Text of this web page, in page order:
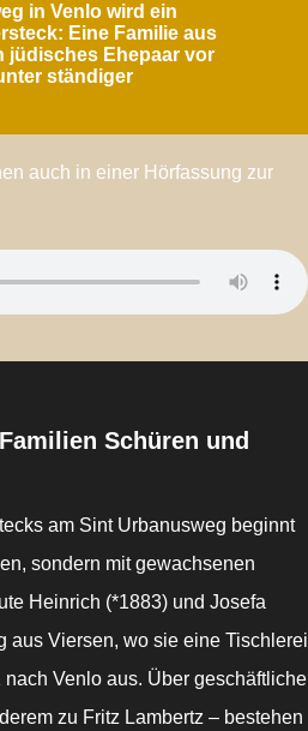
in Venlo wird ein
Eine Familie aus
jüdisches Ehepaar vor
ständiger
auch in einer Hörfassung zur
Schüren und
am Sint Urbanusweg beginnt
sondern mit gewachsenen
Heinrich (*1883) und Josefa
aus Viersen, wo sie eine Tischlerei
Venlo aus. Über geschäftliche
zu Fritz Lambertz – bestehen